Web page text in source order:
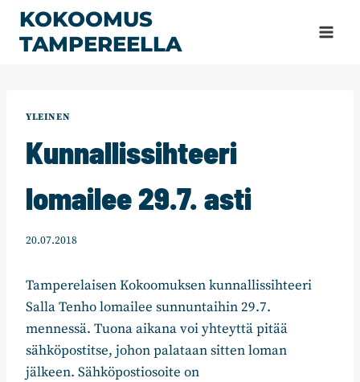
Siirry
sisältöön
KOKOOMUS
TAMPEREELLA
YLEINEN
Kunnallissihteeri
lomailee 29.7. asti
20.07.2018
Tamperelaisen Kokoomuksen kunnallissihteeri
Salla Tenho lomailee sunnuntaihin 29.7.
mennessä. Tuona aikana voi yhteyttä pitää
sähköpostitse, johon palataan sitten loman
jälkeen. Sähköpostiosoite on